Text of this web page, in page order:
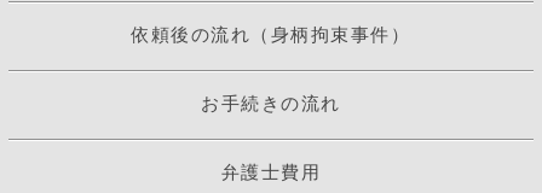
依頼後の流れ（身柄拘束事件）
お手続きの流れ
弁護士費用